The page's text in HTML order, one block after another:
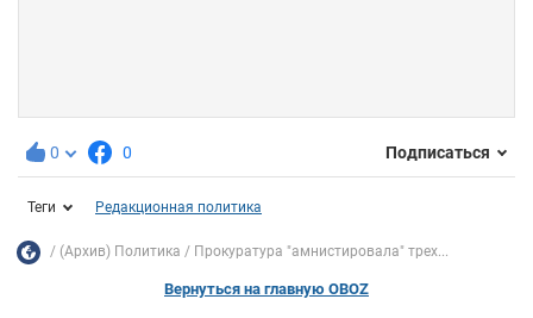
0 0 Подписаться
Теги Редакционная политика
(Архив) Политика Прокуратура "амнистировала" трех...
Вернуться на главную OBOZ